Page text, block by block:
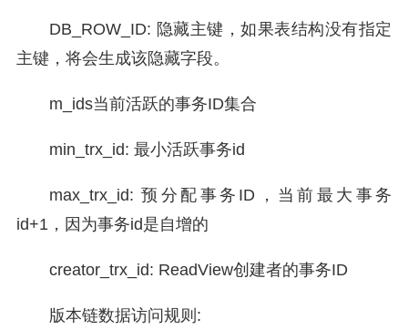
DB_ROW_ID: 隐藏主键，如果表结构没有指定
主键，将会生成该隐藏字段。
m_ids当前活跃的事务ID集合
min_trx_id: 最小活跃事务id
max_trx_id: 预分配事务ID，当前最大事务
id+1，因为事务id是自增的
creator_trx_id: ReadView创建者的事务ID
版本链数据访问规则: